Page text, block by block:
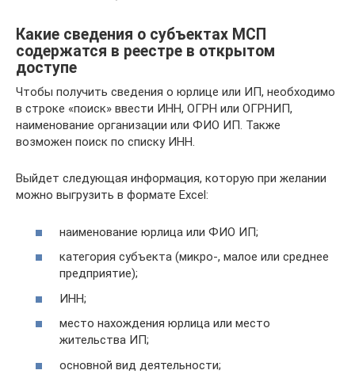
Какие сведения о субъектах МСП
содержатся в реестре в открытом
доступе
Чтобы получить сведения о юрлице или ИП, необходимо
в строке «поиск» ввести ИНН, ОГРН или ОГРНИП,
наименование организации или ФИО ИП. Также
возможен поиск по списку ИНН.
Выйдет следующая информация, которую при желании
можно выгрузить в формате Excel:
наименование юрлица или ФИО ИП;
категория субъекта (микро-, малое или среднее
предприятие);
ИНН;
место нахождения юрлица или место
жительства ИП;
основной вид деятельности;